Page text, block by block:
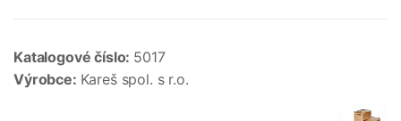
Katalogové číslo: 5017
Výrobce: Kareš spol. s r.o.